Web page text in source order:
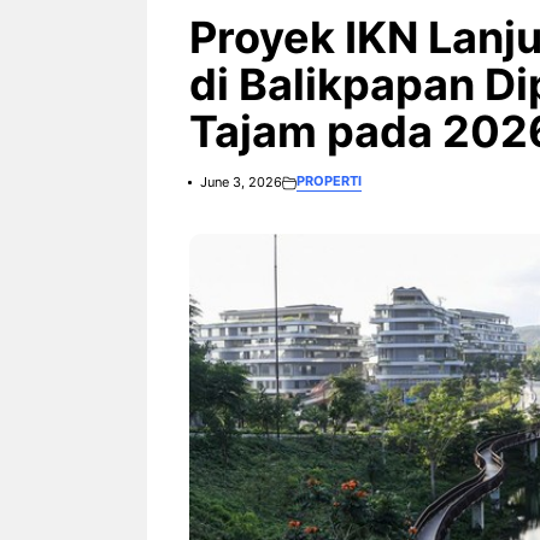
Proyek IKN
di Balikpapan
Tajam pada
June 3, 2026 PROPERTI
Fi dan Efisiensi Energi untuk
Hunian Modern